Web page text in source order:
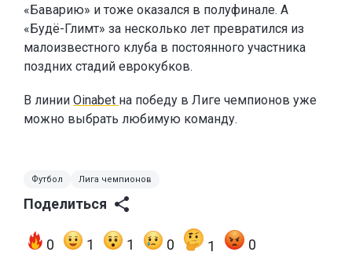
«Баварию» и тоже оказался в полуфинале. А
«Будё-Глимт» за несколько лет превратился из
малоизвестного клуба в постоянного участника
поздних стадий еврокубков.
В линии Oinabet на победу в Лиге чемпионов уже
можно выбрать любимую команду.
Футбол Лига чемпионов
Поделиться
0 1 1 0 1 0